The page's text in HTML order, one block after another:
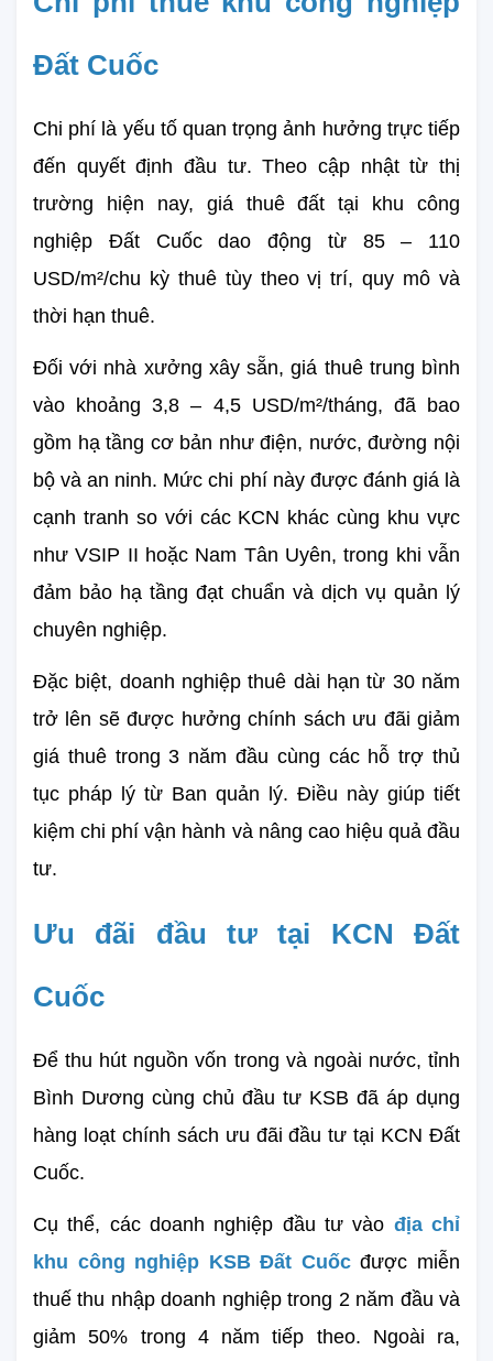
Đất Cuốc
Chi phí là yếu tố quan trọng ảnh hưởng trực tiếp
đến quyết định đầu tư. Theo cập nhật từ thị
trường hiện nay, giá thuê đất tại khu công
nghiệp Đất Cuốc dao động từ 85 – 110
USD/m²/chu kỳ thuê tùy theo vị trí, quy mô và
thời hạn thuê.
Đối với nhà xưởng xây sẵn, giá thuê trung bình
vào khoảng 3,8 – 4,5 USD/m²/tháng, đã bao
gồm hạ tầng cơ bản như điện, nước, đường nội
bộ và an ninh. Mức chi phí này được đánh giá là
cạnh tranh so với các KCN khác cùng khu vực
như VSIP II hoặc Nam Tân Uyên, trong khi vẫn
đảm bảo hạ tầng đạt chuẩn và dịch vụ quản lý
chuyên nghiệp.
Đặc biệt, doanh nghiệp thuê dài hạn từ 30 năm
trở lên sẽ được hưởng chính sách ưu đãi giảm
giá thuê trong 3 năm đầu cùng các hỗ trợ thủ
tục pháp lý từ Ban quản lý. Điều này giúp tiết
kiệm chi phí vận hành và nâng cao hiệu quả đầu
tư.
Ưu đãi đầu tư tại KCN Đất
Cuốc
Để thu hút nguồn vốn trong và ngoài nước, tỉnh
Bình Dương cùng chủ đầu tư KSB đã áp dụng
hàng loạt chính sách ưu đãi đầu tư tại KCN Đất
Cuốc.
Cụ thể, các doanh nghiệp đầu tư vào địa chỉ
khu công nghiệp KSB Đất Cuốc được miễn
thuế thu nhập doanh nghiệp trong 2 năm đầu và
giảm 50% trong 4 năm tiếp theo. Ngoài ra,